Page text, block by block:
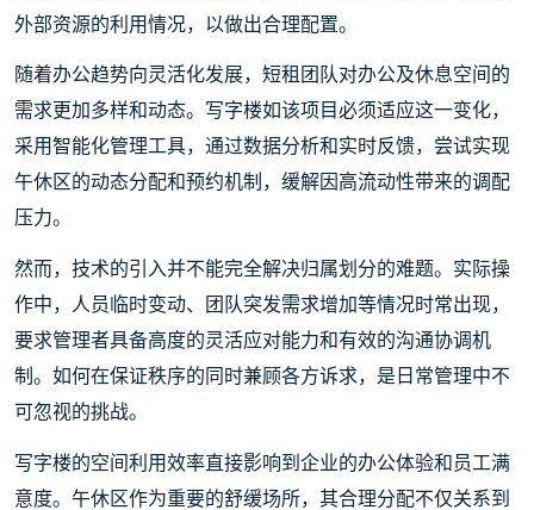
外部资源的利用情况，以做出合理配置。
随着办公趋势向灵活化发展，短租团队对办公及休息空间的
需求更加多样和动态。写字楼如该项目必须适应这一变化，
采用智能化管理工具，通过数据分析和实时反馈，尝试实现
午休区的动态分配和预约机制，缓解因高流动性带来的调配
压力。
然而，技术的引入并不能完全解决归属划分的难题。实际操
作中，人员临时变动、团队突发需求增加等情况时常出现，
要求管理者具备高度的灵活应对能力和有效的沟通协调机
制。如何在保证秩序的同时兼顾各方诉求，是日常管理中不
可忽视的挑战。
写字楼的空间利用效率直接影响到企业的办公体验和员工满
意度。午休区作为重要的舒缓场所，其合理分配不仅关系到